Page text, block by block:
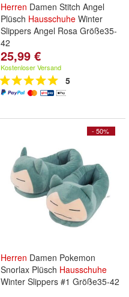
Herren Damen Stitch Angel
Plüsch Hausschuhe Winter
Slippers Angel Rosa Größe35-
42
25,99 €
Kostenloser Versand
5
- 50%
Herren Damen Pokemon
Snorlax Plüsch Hausschuhe
Winter Slippers #1 Größe35-42